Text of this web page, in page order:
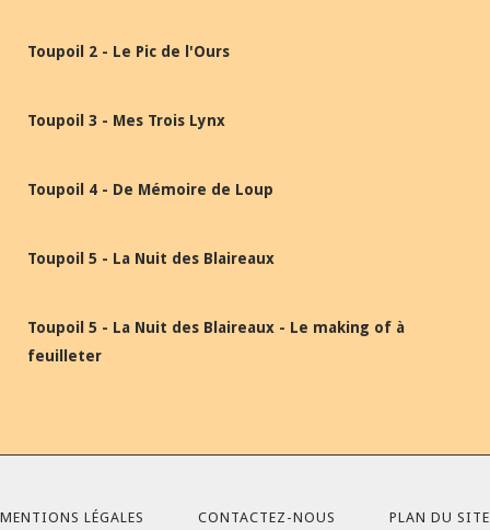
Toupoil 2 - Le Pic de l'Ours
Toupoil 3 - Mes Trois Lynx
Toupoil 4 - De Mémoire de Loup
Toupoil 5 - La Nuit des Blaireaux
Toupoil 5 - La Nuit des Blaireaux - Le making of à
feuilleter
MENTIONS LÉGALES CONTACTEZ-NOUS PLAN DU SITE